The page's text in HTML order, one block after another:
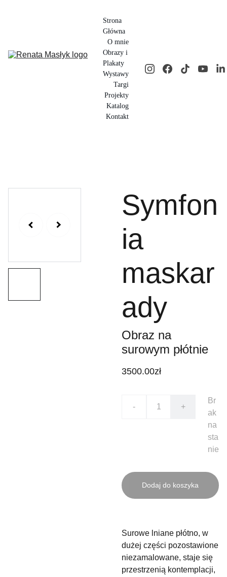
Strona
Główna
O mnie
Obrazy i
Plakaty
Wystawy
Targi
Projekty
Katalog
Kontakt
Symfon
ia
maskar
ady
Obraz na
surowym płótnie
3500.00zł
- +
Br
ak
na
sta
nie
Dodaj do koszyka
Surowe lniane płótno, w
dużej części pozostawione
niezamalowane, staje się
przestrzenią kontemplacji,